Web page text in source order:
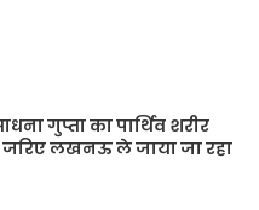
गुप्ता का पार्थिव शरीर
लखनऊ ले जाया जा रहा